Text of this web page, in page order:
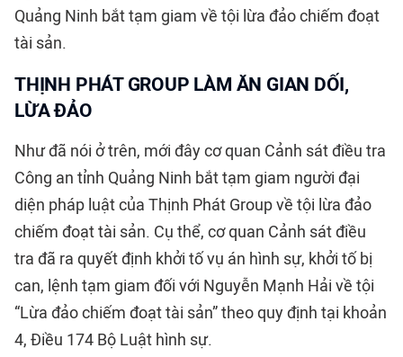
Quảng Ninh bắt tạm giam về tội lừa đảo chiếm đoạt
tài sản.
THỊNH PHÁT GROUP LÀM ĂN GIAN DỐI,
LỪA ĐẢO
Như đã nói ở trên, mới đây cơ quan Cảnh sát điều tra
Công an tỉnh Quảng Ninh bắt tạm giam người đại
diện pháp luật của Thịnh Phát Group về tội lừa đảo
chiếm đoạt tài sản. Cụ thể, cơ quan Cảnh sát điều
tra đã ra quyết định khởi tố vụ án hình sự, khởi tố bị
can, lệnh tạm giam đối với Nguyễn Mạnh Hải về tội
“Lừa đảo chiếm đoạt tài sản” theo quy định tại khoản
4, Điều 174 Bộ Luật hình sự.